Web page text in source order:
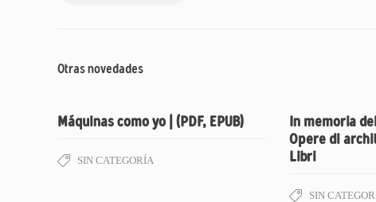
Otras novedades
Máquinas como yo | (PDF, EPUB)
SIN CATEGORÍA
In memoria
Opere di
Libri
SIN